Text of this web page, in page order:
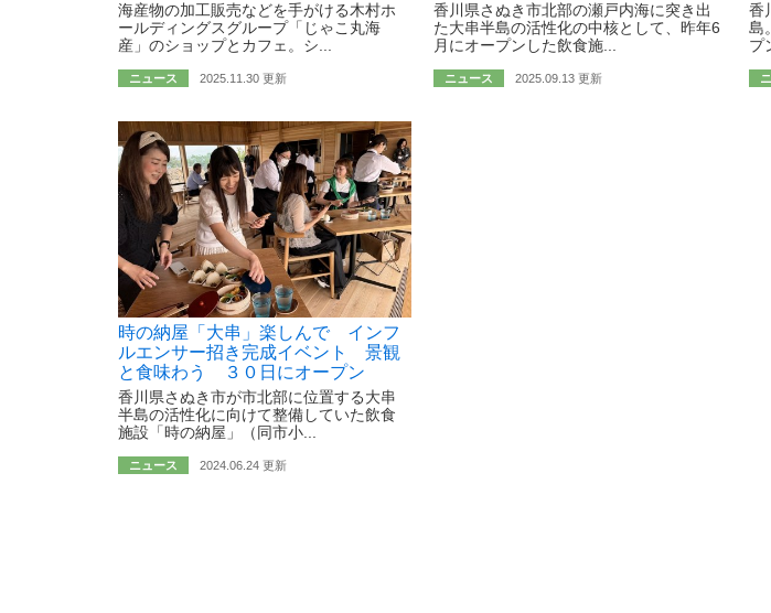
海産物の加工販売などを手がける木村ホ
ールディングスグループ「じゃこ丸海
産」のショップとカフェ。シ...
ニュース 2025.11.30 更新
香川県さぬき市北部の瀬戸内海に突き出
た大串半島の活性化の中核として、昨年6
月にオープンした飲食施...
ニュース 2025.09.13 更新
香
島
プ
時の納屋「大串」楽しんで インフ
ルエンサー招き完成イベント 景観
と食味わう ３０日にオープン
香川県さぬき市が市北部に位置する大串
半島の活性化に向けて整備していた飲食
施設「時の納屋」（同市小...
ニュース 2024.06.24 更新